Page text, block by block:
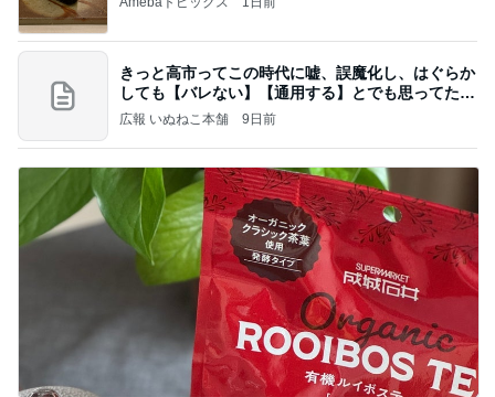
きっと高市ってこの時代に嘘、誤魔化し、はぐらか
しても【バレない】【通用する】とでも思ってたん
だろ
広報 いぬねこ本舗 9日前